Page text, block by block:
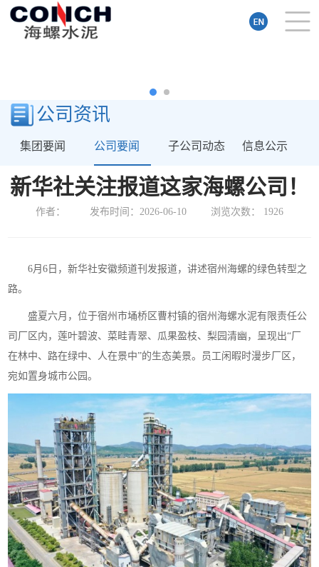
公司资讯
集团要闻 公司要闻 子公司动态 信息公示
新华社关注报道这家海螺公司！
作者： 发布时间：2026-06-10 浏览次数： 1926
6月6日，新华社安徽频道刊发报道，讲述宿州海螺的绿色转型之
路。
盛夏六月，位于宿州市埇桥区曹村镇的宿州海螺水泥有限责任公
司厂区内，莲叶碧波、菜畦青翠、瓜果盈枝、梨园清幽，呈现出“厂
在林中、路在绿中、人在景中”的生态美景。员工闲暇时漫步厂区，
宛如置身城市公园。